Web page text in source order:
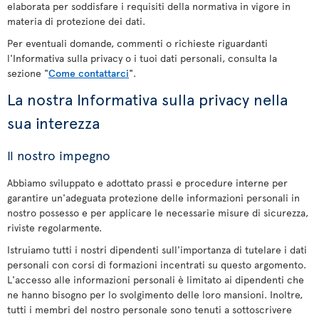
elaborata per soddisfare i requisiti della normativa in vigore in
materia di protezione dei dati.
Per eventuali domande, commenti o richieste riguardanti
l'Informativa sulla privacy o i tuoi dati personali, consulta la
sezione "Come contattarci".
La nostra Informativa sulla privacy nella
sua interezza
Il nostro impegno
Abbiamo sviluppato e adottato prassi e procedure interne per
garantire un'adeguata protezione delle informazioni personali in
nostro possesso e per applicare le necessarie misure di sicurezza,
riviste regolarmente.
Istruiamo tutti i nostri dipendenti sull'importanza di tutelare i dati
personali con corsi di formazioni incentrati su questo argomento.
L'accesso alle informazioni personali è limitato ai dipendenti che
ne hanno bisogno per lo svolgimento delle loro mansioni. Inoltre,
tutti i membri del nostro personale sono tenuti a sottoscrivere